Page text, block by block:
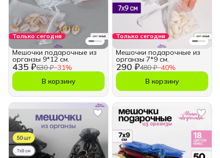
Только сегодня
435 ₽630 ₽−31%
Мешочки подарочные из
органзы 9*12 см.
В корзину
Только сегодня
290 ₽480 ₽−40%
Мешочки подарочные из
органзы 7*9 см.
В корзину